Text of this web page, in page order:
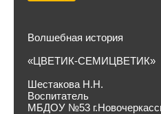
Волшебная история
«ЦВЕТИК-СЕМИЦВЕТИК»
Шестакова Н.Н.
Воспитатель
МБДОУ №53